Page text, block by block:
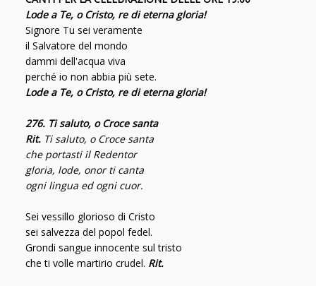
Lode a Te, o Cristo, re di eterna gloria!
Signore Tu sei veramente
il Salvatore del mondo
dammi dell'acqua viva
perché io non abbia più sete.
Lode a Te, o Cristo, re di eterna gloria!
276. Ti saluto, o Croce santa
Rit. Ti saluto, o Croce santa
che portasti il Redentor
gloria, lode, onor ti canta
ogni lingua ed ogni cuor.
Sei vessillo glorioso di Cristo
sei salvezza del popol fedel.
Grondi sangue innocente sul tristo
che ti volle martirio crudel. Rit.